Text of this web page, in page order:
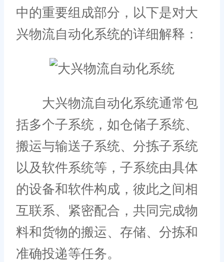
中的重要组成部分，以下是对大
兴物流自动化系统的详细解释：
大兴物流自动化系统通常包
括多个子系统，如仓储子系统、
搬运与输送子系统、分拣子系统
以及软件系统等，子系统由具体
的设备和软件构成，彼此之间相
互联系、紧密配合，共同完成物
料和货物的搬运、存储、分拣和
准确投递等任务。